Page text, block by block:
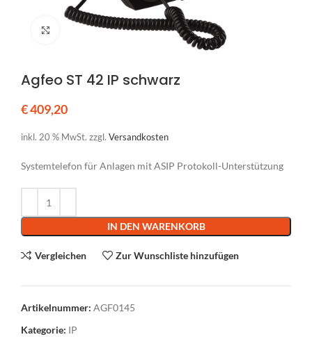
Klicken um zu vergrößern
Agfeo ST 42 IP schwarz
€409,20
inkl. 20 % MwSt. zzgl. Versandkosten
Systemtelefon für Anlagen mit ASIP Protokoll-Unterstützung
IN DEN WARENKORB
Vergleichen Zur Wunschliste hinzufügen
Artikelnummer: AGF0145
Kategorie: IP